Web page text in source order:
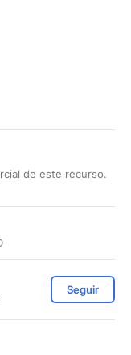
de este recurso.
Seguir